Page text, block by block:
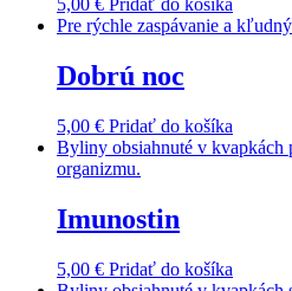
5,00 € Pridať do košíka
Pre rýchle zaspávanie a
Dobrú noc
5,00 € Pridať do košíka
Byliny obsiahnuté v kvapkách
organizmu.
Imunostin
5,00 € Pridať do košíka